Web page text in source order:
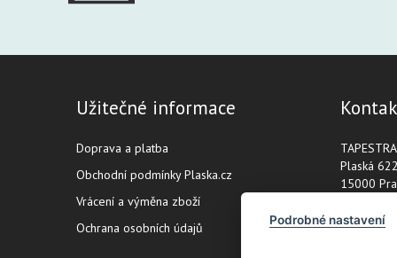
Užitečné informace
Doprava a platba
Obchodní podmínky Plaska.cz
Vrácení a výměna zboží
Ochrana osobních údajů
Plaská
15000
IČ:
Podrobné nastavení